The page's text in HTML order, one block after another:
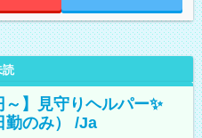
読
～】見守りヘルパー✨
勤のみ） /Ja